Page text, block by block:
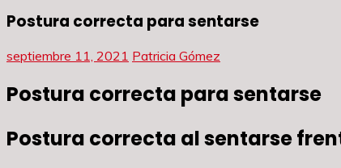
Postura correcta para sentarse
septiembre 11, 2021 Patricia Gómez
Postura correcta para sentarse
Postura correcta al sentarse